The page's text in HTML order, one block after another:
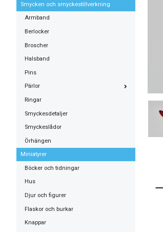
Smycken och smyckestillverkning
Armband
Berlocker
Broscher
Halsband
Pins
Pärlor
Ringar
Smyckesdetaljer
Smyckeslådor
Örhängen
Miniatyrer
Böcker och tidningar
Hus
Djur och figurer
Flaskor och burkar
Knappar